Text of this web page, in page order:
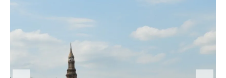
Thaïlande – Infos
Paludisme en Thaïlande
Les articles de la Thaïlande